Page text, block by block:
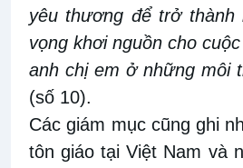
yêu thương để trở thành
vọng khơi nguồn cho
anh chị em ở những môi
(số 10).
Các giám mục cũng ghi
tôn giáo tại Việt Nam và